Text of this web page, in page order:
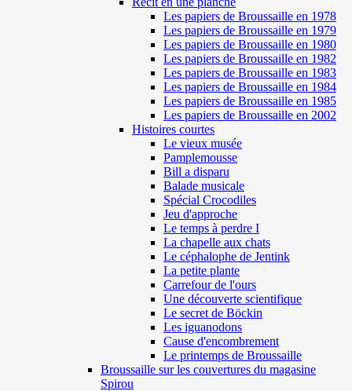
Les papiers de Broussaille en 1978
Les papiers de Broussaille en 1979
Les papiers de Broussaille en 1980
Les papiers de Broussaille en 1982
Les papiers de Broussaille en 1983
Les papiers de Broussaille en 1984
Les papiers de Broussaille en 1985
Les papiers de Broussaille en 2002
Histoires courtes
Le vieux musée
Pamplemousse
Bill a disparu
Balade musicale
Spécial Crocodiles
Jeu d'approche
Le temps à perdre I
La chapelle aux chats
Le céphalophe de Jentink
La petite plante
Carrefour de l'ours
Une découverte scientifique
Le secret de Böckin
Les iguanodons
Cause d'encombrement
Le printemps de Broussaille
Broussaille sur les couvertures du magasine
Spirou